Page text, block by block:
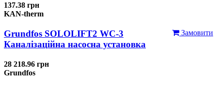
137.38 грн
KAN-therm
Замовити
Grundfos SOLOLIFT2 WC-3
Каналізаційна насосна установка
28 218.96 грн
Grundfos